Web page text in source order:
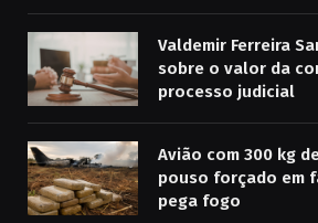
Valdemir Ferreira
sobre o valor da
processo judicial
Avião com 300 kg
pouso forçado em
pega fogo